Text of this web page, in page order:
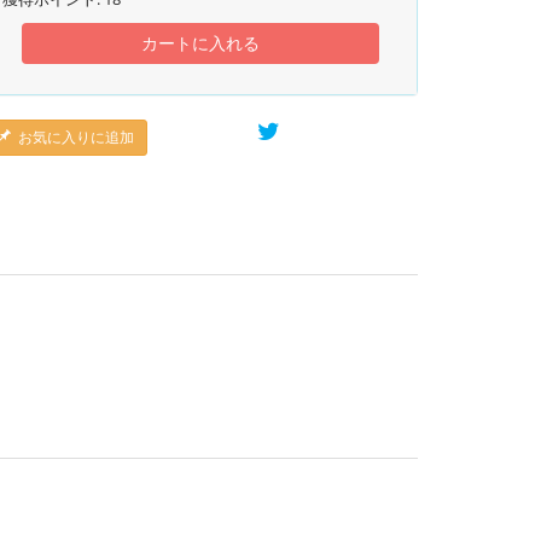
カートに入れる
お気に入りに追加